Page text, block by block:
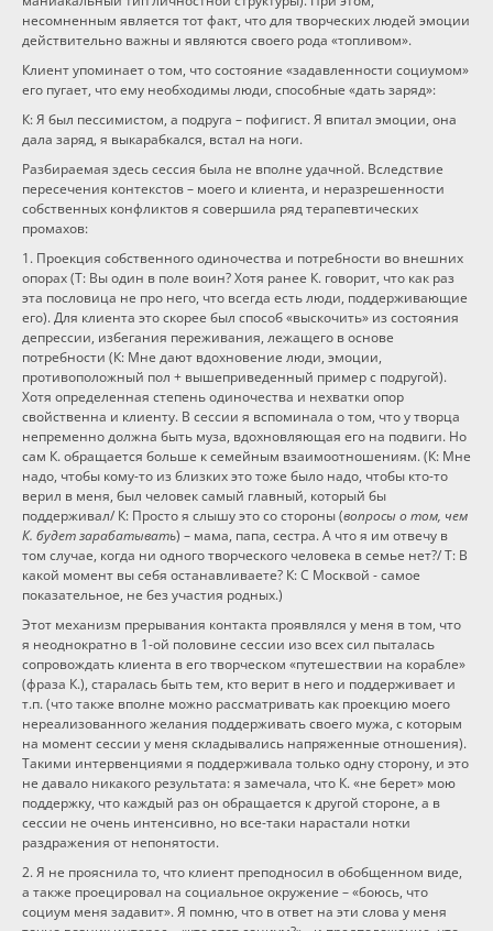
несомненным является тот факт, что для творческих людей эмоции
действительно важны и являются своего рода «топливом».
Клиент упоминает о том, что состояние «задавленности социумом»
его пугает, что ему необходимы люди, способные «дать заряд»:
К: Я был пессимистом, а подруга – пофигист. Я впитал эмоции, она
дала заряд, я выкарабкался, встал на ноги.
Разбираемая здесь сессия была не вполне удачной. Вследствие
пересечения контекстов – моего и клиента, и неразрешенности
собственных конфликтов я совершила ряд терапевтических
промахов:
1. Проекция собственного одиночества и потребности во внешних
опорах (Т: Вы один в поле воин? Хотя ранее К. говорит, что как раз
эта пословица не про него, что всегда есть люди, поддерживающие
его). Для клиента это скорее был способ «выскочить» из состояния
депрессии, избегания переживания, лежащего в основе
потребности (К: Мне дают вдохновение люди, эмоции,
противоположный пол + вышеприведенный пример с подругой).
Хотя определенная степень одиночества и нехватки опор
свойственна и клиенту. В сессии я вспоминала о том, что у творца
непременно должна быть муза, вдохновляющая его на подвиги. Но
сам К. обращается больше к семейным взаимоотношениям. (К: Мне
надо, чтобы кому-то из близких это тоже было надо, чтобы кто-то
верил в меня, был человек самый главный, который бы
поддерживал/ К: Просто я слышу это со стороны (вопросы о том, чем
К. будет зарабатывать) – мама, папа, сестра. А что я им отвечу в
том случае, когда ни одного творческого человека в семье нет?/ Т: В
какой момент вы себя останавливаете? К: С Москвой - самое
показательное, не без участия родных.)
Этот механизм прерывания контакта проявлялся у меня в том, что
я неоднократно в 1-ой половине сессии изо всех сил пыталась
сопровождать клиента в его творческом «путешествии на корабле»
(фраза К.), старалась быть тем, кто верит в него и поддерживает и
т.п. (что также вполне можно рассматривать как проекцию моего
нереализованного желания поддерживать своего мужа, с которым
на момент сессии у меня складывались напряженные отношения).
Такими интервенциями я поддерживала только одну сторону, и это
не давало никакого результата: я замечала, что К. «не берет» мою
поддержку, что каждый раз он обращается к другой стороне, а в
сессии не очень интенсивно, но все-таки нарастали нотки
раздражения от непонятости.
2. Я не прояснила то, что клиент преподносил в обобщенном виде,
а также проецировал на социальное окружение – «боюсь, что
социум меня задавит». Я помню, что в ответ на эти слова у меня